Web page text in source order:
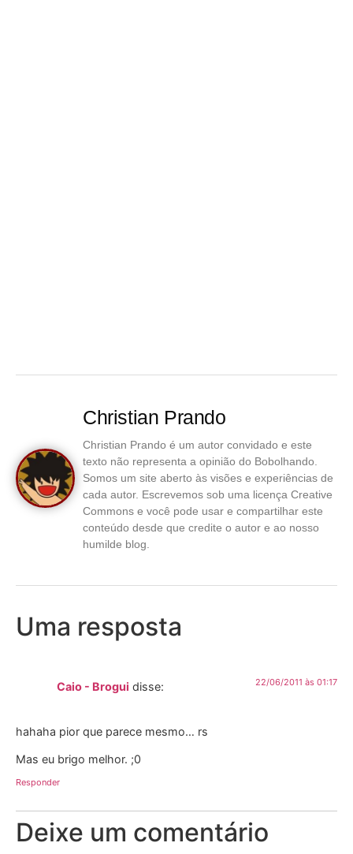
Christian Prando
Christian Prando é um autor convidado e este
texto não representa a opinião do Bobolhando.
Somos um site aberto às visões e experiências de
cada autor. Escrevemos sob uma licença Creative
Commons e você pode usar e compartilhar este
conteúdo desde que credite o autor e ao nosso
humilde blog.
Uma resposta
Caio - Brogui disse: 22/06/2011 às 01:17
hahaha pior que parece mesmo… rs
Mas eu brigo melhor. ;0
Responder
Deixe um comentário